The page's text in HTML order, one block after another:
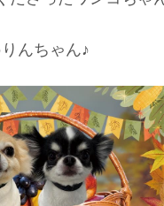
んちゃん♪